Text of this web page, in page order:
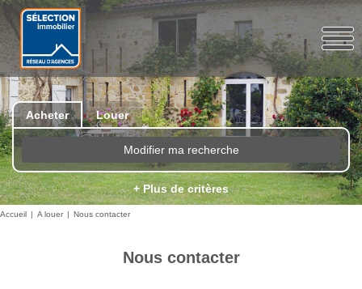
Acheter Louer
Modifier ma recherche
+ Plus de critères
Accueil A louer Nous contacter
Nous contacter